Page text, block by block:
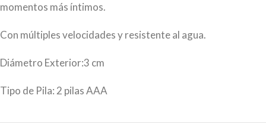
momentos más íntimos.
Con múltiples velocidades y resistente al agua.
Diámetro Exterior:3 cm
Tipo de Pila: 2 pilas AAA